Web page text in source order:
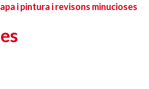
i pintura i revisons minucioses